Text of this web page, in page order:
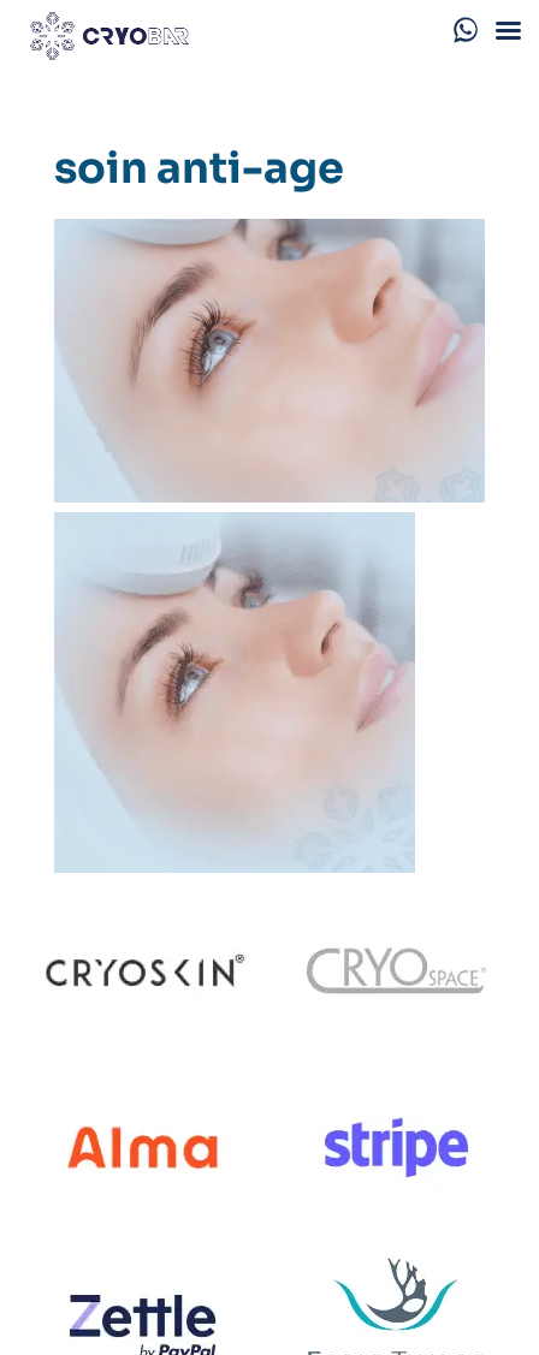
soin anti-age